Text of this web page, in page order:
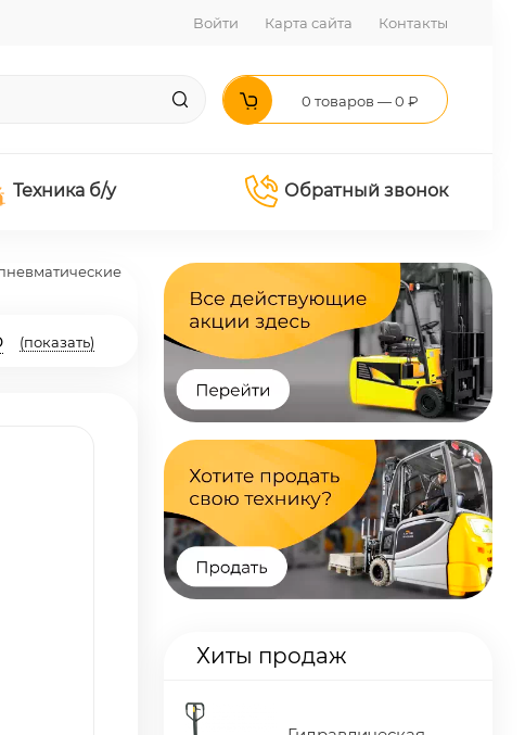
Войти Карта сайта Контакты
0 товаров — 0 ₽
Техника б/у Обратный звонок
(показать)
Хиты продаж